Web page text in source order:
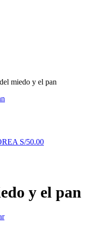
miedo y el pan
S/50.00
y el pan